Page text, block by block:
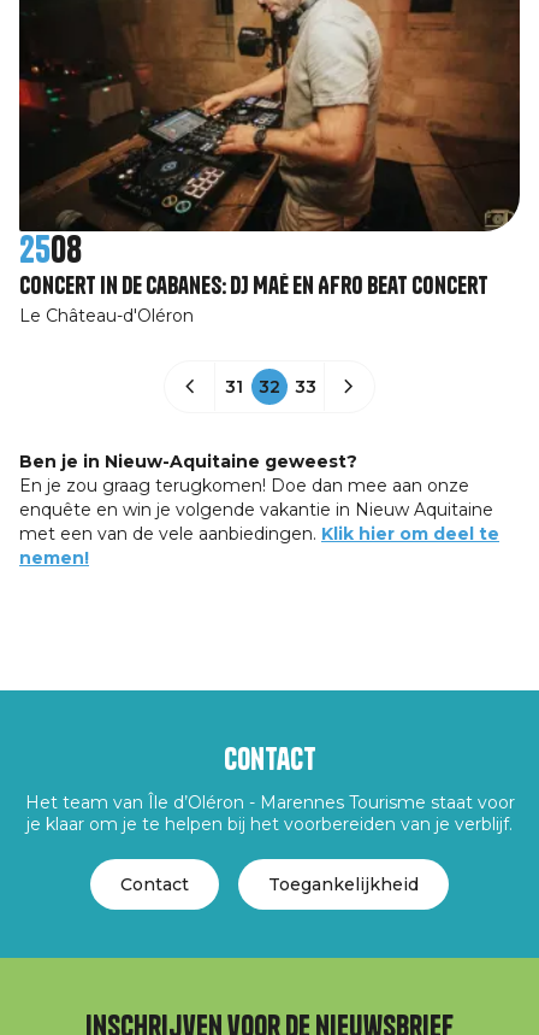
2508
Concert in de cabanes: DJ Maé en Afro Beat concert
Le Château-d'Oléron
31 32 33
Ben je in Nieuw-Aquitaine geweest?
En je zou graag terugkomen! Doe dan mee aan onze
enquête en win je volgende vakantie in Nieuw Aquitaine
met een van de vele aanbiedingen. Klik hier om deel te
nemen!
Contact
Het team van Île d’Oléron - Marennes Tourisme staat voor
je klaar om je te helpen bij het voorbereiden van je verblijf.
Contact Toegankelijkheid
Inschrijven voor de nieuwsbrief